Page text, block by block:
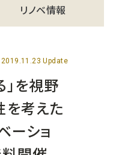
リノベ情報
2019.11.23 Update
」を視野
を考えた
ーショ